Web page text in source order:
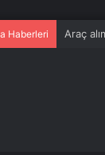
Haberleri Araç